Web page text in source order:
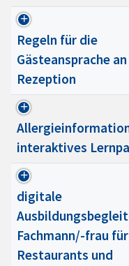
Regeln für die
Gästeansprache
Rezeption
interaktives
digitale
Fachmann/-frau für
Restaurants und